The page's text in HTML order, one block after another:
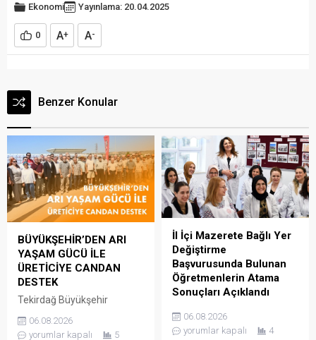
Ekonomi Yayınlama: 20.04.2025
0 A+ A-
Benzer Konular
BÜYÜKŞEHİR’DEN ARI
YAŞAM GÜCÜ İLE
ÜRETİCİYE CANDAN
DESTEK
Tekirdağ Büyükşehir
desteklemek ve arıcılık
06.08.2026
yorumlar kapalı
5
İl İçi Mazerete Bağlı Yer
Değiştirme
Başvurusunda Bulunan
Öğretmenlerin Atama
Sonuçları Açıklandı
39Güncelleme : 06.08.2026
10:21Yayın : 06.08.2026
06.08.2026
yorumlar kapalı
4